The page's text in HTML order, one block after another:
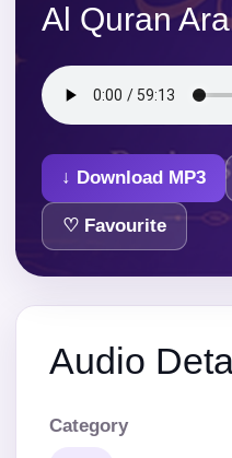
Al Quran
↓ Download MP3
♡ Favourite
Audio
Category